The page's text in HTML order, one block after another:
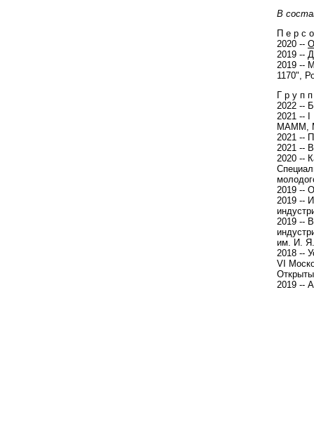
В
П е р с
2020 --
2019 --
2019 --
1170",
Г р у п
2022 --
2021 -- I
МАММ,
2021 --
2021 --
2020 --
2019 --
2019 --
2019 --
им. И.
2018 --
VI
2019 --